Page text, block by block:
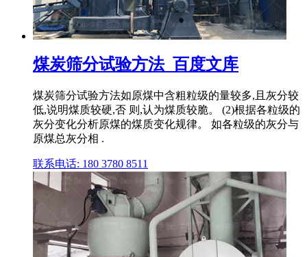
煤炭筛分试验方法_百度文库
煤炭筛分试验方法如原煤中含粗粒级的量较多,且灰分较
低,说明煤质较硬,否 则,认为煤质较脆。 (2)根据各粒级的
灰分变化分析原煤的煤质变化规律。 如各粒级的灰分与
原煤总灰分相 .
联系电话: 180 3780 8511